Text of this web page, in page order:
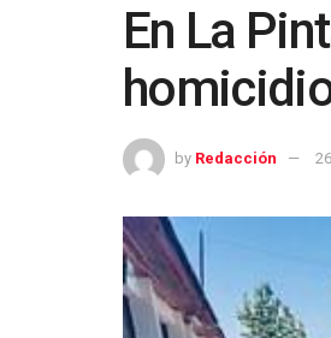
En La
by Redacción